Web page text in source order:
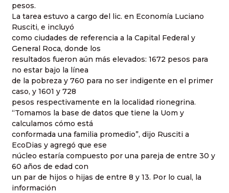
pesos.
La tarea estuvo a cargo del lic. en Economía Luciano
Rusciti, e incluyó
como ciudades de referencia a la Capital Federal y
General Roca, donde los
resultados fueron aún más elevados: 1672 pesos para
no estar bajo la línea
de la pobreza y 760 para no ser indigente en el primer
caso, y 1601 y 728
pesos respectivamente en la localidad rionegrina.
“Tomamos la base de datos que tiene la Uom y
calculamos cómo está
conformada una familia promedio”, dijo Rusciti a
EcoDias y agregó que ese
núcleo estaría compuesto por una pareja de entre 30 y
60 años de edad con
un par de hijos o hijas de entre 8 y 13. Por lo cual, la
información